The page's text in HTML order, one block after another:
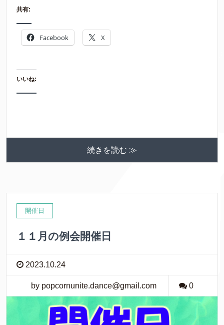
共有:
Facebook X
いいね:
続きを読む ≫
開催日
１１月の例会開催日
2023.10.24
by popcornunite.dance@gmail.com 0